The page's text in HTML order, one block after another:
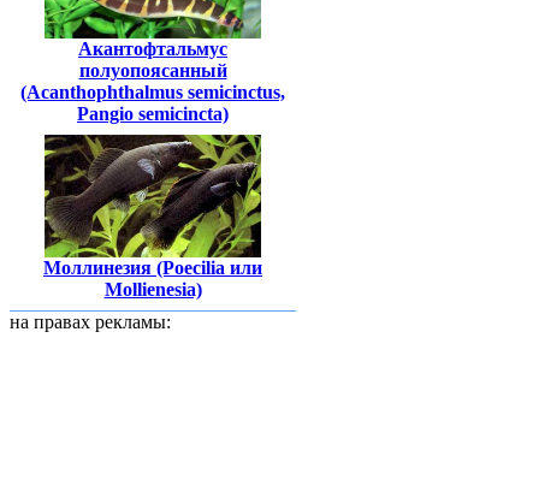
Акантофтальмус
полуопоясанный
(Acanthophthalmus semicinctus,
Pangio semicincta)
Моллинезия (Poecilia или
Mollienesia)
на правах рекламы: